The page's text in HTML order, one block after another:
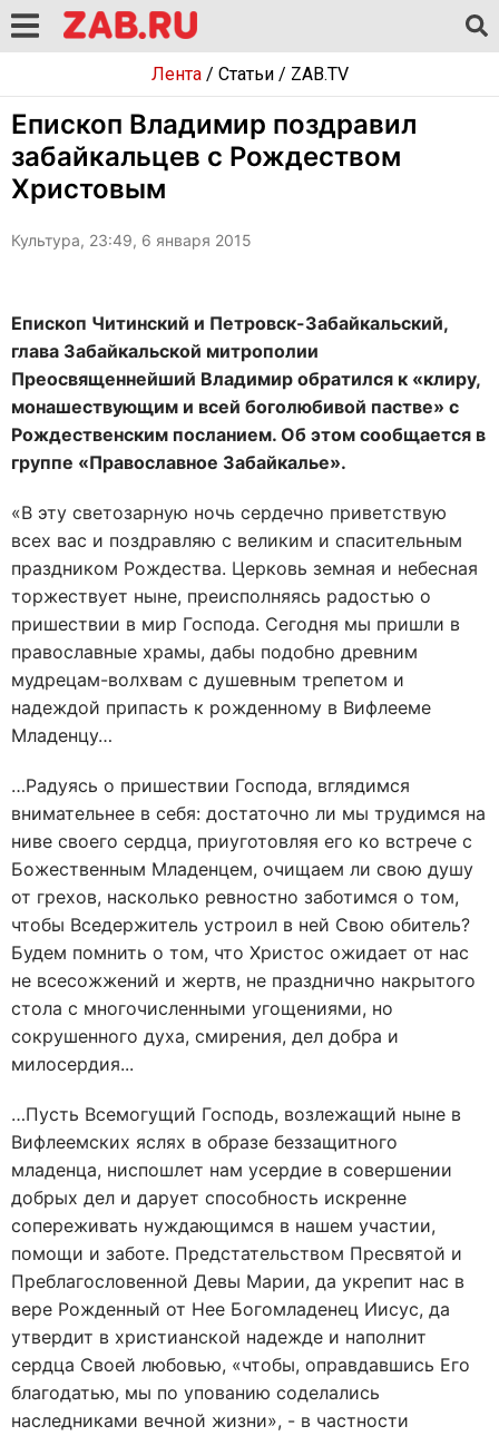
Лента/ Статьи/ ZAB.TV
Епископ Владимир поздравил
забайкальцев с Рождеством
Христовым
Культура, 23:49, 6 января 2015
Епископ Читинский и Петровск-Забайкальский,
глава Забайкальской митрополии
Преосвященнейший Владимир обратился к «клиру,
монашествующим и всей боголюбивой пастве» с
Рождественским посланием. Об этом сообщается в
группе «Православное Забайкалье».
«В эту светозарную ночь сердечно приветствую
всех вас и поздравляю с великим и спасительным
праздником Рождества. Церковь земная и небесная
торжествует ныне, преисполняясь радостью о
пришествии в мир Господа. Сегодня мы пришли в
православные храмы, дабы подобно древним
мудрецам-волхвам с душевным трепетом и
надеждой припасть к рожденному в Вифлееме
Младенцу…
…Радуясь о пришествии Господа, вглядимся
внимательнее в себя: достаточно ли мы трудимся на
ниве своего сердца, приуготовляя его ко встрече с
Божественным Младенцем, очищаем ли свою душу
от грехов, насколько ревностно заботимся о том,
чтобы Вседержитель устроил в ней Свою обитель?
Будем помнить о том, что Христос ожидает от нас
не всесожжений и жертв, не празднично накрытого
стола с многочисленными угощениями, но
сокрушенного духа, смирения, дел добра и
милосердия...
…Пусть Всемогущий Господь, возлежащий ныне в
Вифлеемских яслях в образе беззащитного
младенца, ниспошлет нам усердие в совершении
добрых дел и дарует способность искренне
сопереживать нуждающимся в нашем участии,
помощи и заботе. Предстательством Пресвятой и
Преблагословенной Девы Марии, да укрепит нас в
вере Рожденный от Нее Богомладенец Иисус, да
утвердит в христианской надежде и наполнит
сердца Своей любовью, «чтобы, оправдавшись Его
благодатью, мы по упованию соделались
наследниками вечной жизни», - в частности